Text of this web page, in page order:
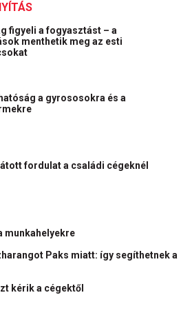
figyeli a fogyasztást – a
menthetik meg az esti
a gyrososokra és a
fordulat a családi cégeknél
munkahelyekre
Paks miatt: így segíthetnek a
kérik a cégektől